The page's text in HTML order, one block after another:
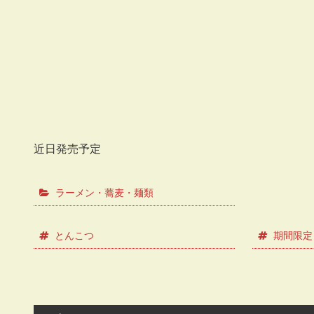
近日発売予定
ラーメン・蕎麦・麺類
とんこつ 期間限定